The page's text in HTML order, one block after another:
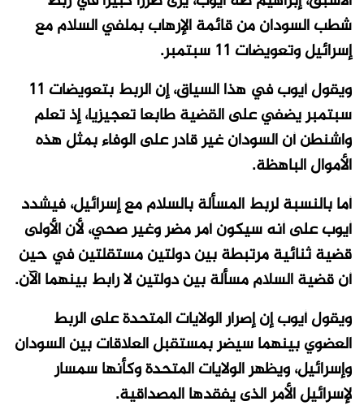
شطب السودان من قائمة الإرهاب بملفي السلام مع
إسرائيل وتعويضات 11 سبتمبر.
ويقول أيوب في هذا السياق، إن الربط بتعويضات 11
سبتمبر يضفي على القضية طابعا تعجيزيا، إذ تعلم
واشنطن أن السودان غير قادر على الوفاء بمثل هذه
الأموال الباهظة.
أما بالنسبة لربط المسألة بالسلام مع إسرائيل، فيشدد
أيوب على أنه سيكون أمر مضر وغير صحي، لأن الأولى
قضية ثنائية مرتبطة بين دولتين مستقلتين في حين
أن قضية السلام مسألة بين دولتين لا رابط بينهما الآن.
ويقول أيوب إن إصرار الولايات المتحدة على الربط
العضوي بينهما سيضر بمستقبل العلاقات بين السودان
وإسرائيل، ويظهر الولايات المتحدة وكأنها سمسار
لإسرائيل الأمر الذى يفقدها المصداقية.